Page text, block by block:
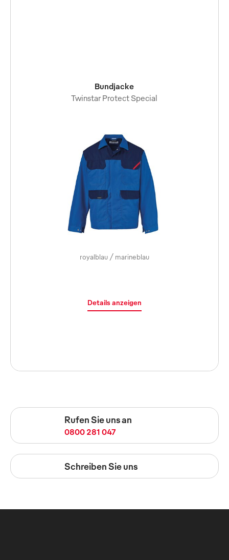
Bundjacke
Twinstar Protect Special
royalblau / marineblau
Details anzeigen
Rufen Sie uns an
0800 281 047
Schreiben Sie uns